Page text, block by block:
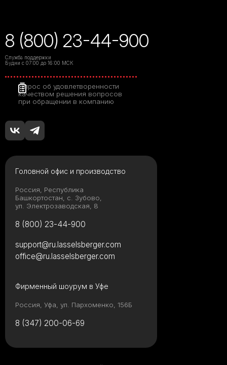
8 (800) 23-44-900
Служба поддержки
Будни с 07:00 до 16:00 МСК
Опрос об удовлетворенности
качеством решения вопросов
при обращении в компанию
Головной офис и производство
Россия, Республика
Башкортостан, с. Зубово,
ул. Электрозаводская, 8
8 (800) 23-44-900
Фирменный шоурум в Уфе
Россия, Уфа, ул. Пархоменко, 156Б
8 (347) 200-06-69
support@ru.lasselsberger.com
office@ru.lasselsberger.com